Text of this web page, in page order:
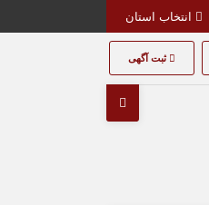
ثبت آگهی